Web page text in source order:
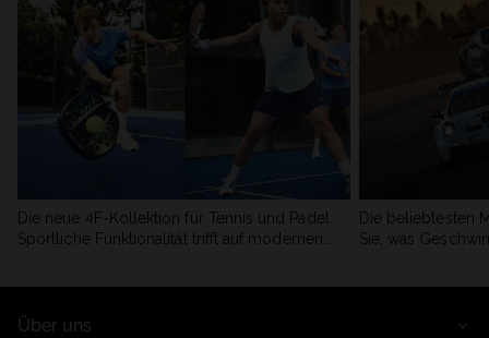
Die neue 4F-Kollektion für Tennis und Padel.
Sportliche Funktionalität trifft auf modernen
Die beliebtesten
Sie, was
Über uns